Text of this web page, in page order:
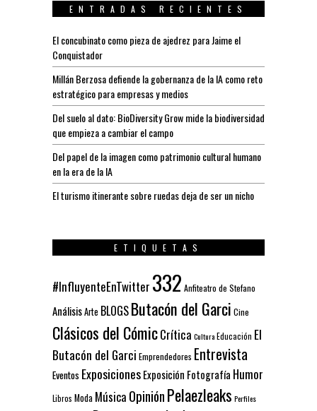
ENTRADAS RECIENTES
El concubinato como pieza de ajedrez para Jaime el
Conquistador
Millán Berzosa defiende la gobernanza de la IA como reto
estratégico para empresas y medios
Del suelo al dato: BioDiversity Grow mide la biodiversidad
que empieza a cambiar el campo
Del papel de la imagen como patrimonio cultural humano
en la era de la IA
El turismo itinerante sobre ruedas deja de ser un nicho
ETIQUETAS
#InfluyenteEnTwitter 332 Anfiteatro de Stefano
AnálisisArte BLOGSButacón del Garci Cine
Clásicos del CómicCrítica CulturaEducación El
Butacón del Garci Emprendedores Entrevista
Eventos ExposicionesExposición Fotografía Humor
Libros Moda Música OpiniónPelaezleaks Perfiles